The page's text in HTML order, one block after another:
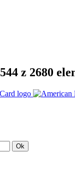
z 2680
Ok